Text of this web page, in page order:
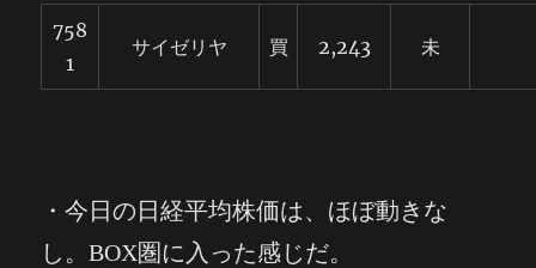
758
1
サイゼリヤ 買 2,243 未
・今日の日経平均株価は、ほぼ動きな
し。BOX圏に入った感じだ。